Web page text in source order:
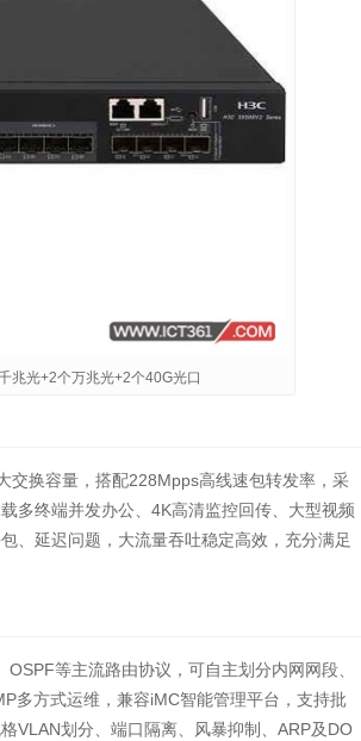
兆光+2个万兆光+2个40G光口
交换容量，搭配228Mpps高线速包转发率，采
多终端并发办公、4K高清监控回传、大型视频
、延迟问题，大流量吞吐稳定高效，充分满足
OSPF等主流路由协议，可自主划分内网网段、
多方式运维，兼容iMC智能管理平台，支持批
VLAN划分、端口隔离、风暴抑制、ARP及DO